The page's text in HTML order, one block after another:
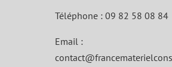
Téléphone : 09 82 58 08 84
Email :